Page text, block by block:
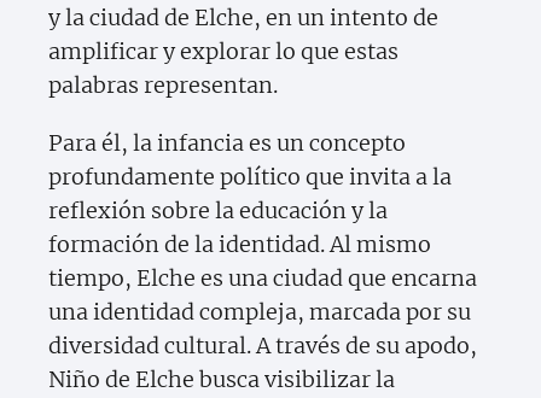
y la ciudad de Elche, en un intento de
amplificar y explorar lo que estas
palabras representan.
Para él, la infancia es un concepto
profundamente político que invita a la
reflexión sobre la educación y la
formación de la identidad. Al mismo
tiempo, Elche es una ciudad que encarna
una identidad compleja, marcada por su
diversidad cultural. A través de su apodo,
Niño de Elche busca visibilizar la